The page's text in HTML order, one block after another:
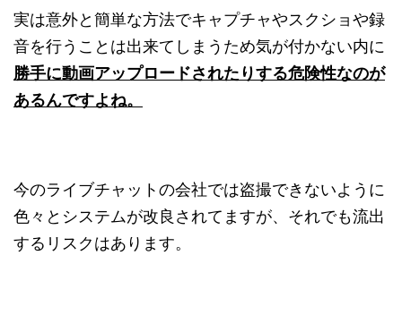
実は意外と簡単な方法でキャプチャやスクショや録
音を行うことは出来てしまうため気が付かない内に
勝手に動画アップロードされたりする危険性なのが
あるんですよね。
今のライブチャットの会社では盗撮できないように
色々とシステムが改良されてますが、それでも流出
するリスクはあります。